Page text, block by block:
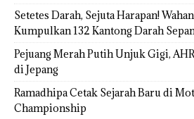
Setetes Darah, Sejuta Harapan!
Kumpulkan 132 Kantong Darah
Pejuang Merah Putih Unjuk Gigi,
di Jepang
Ramadhipa Cetak Sejarah Baru di
Championship